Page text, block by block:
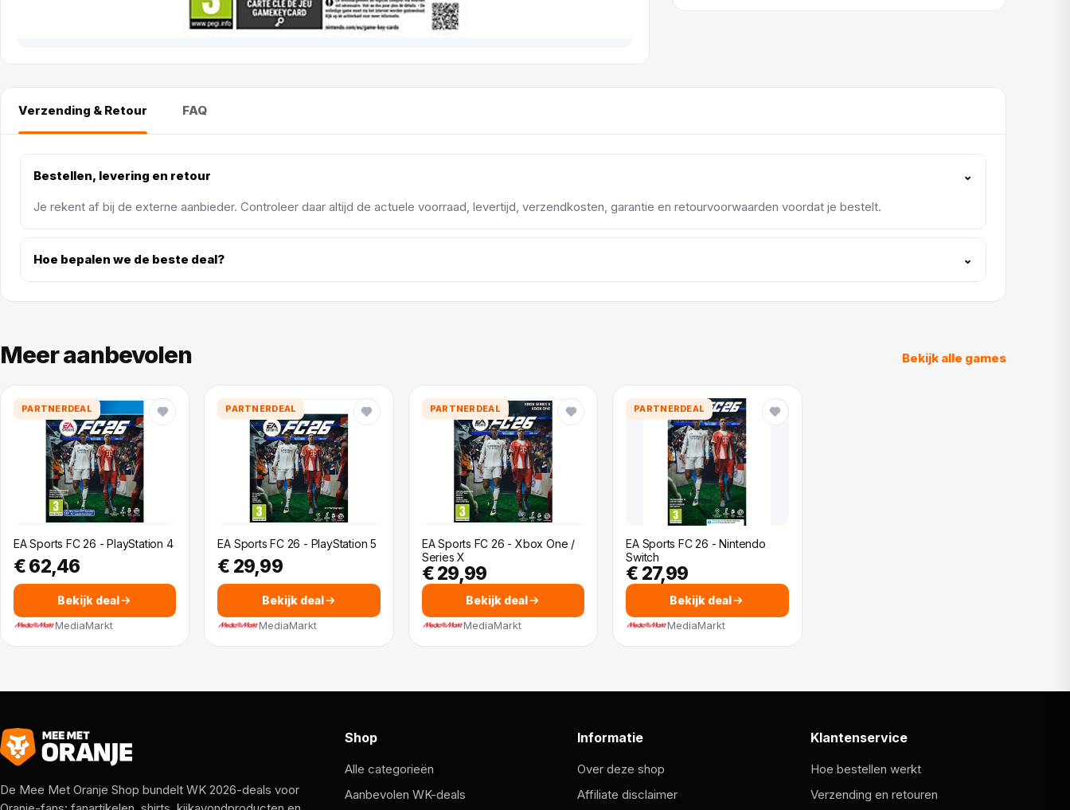
Verzending & Retour FAQ
Bestellen, levering en retour ⌄
Je rekent af bij de externe aanbieder. Controleer daar altijd de actuele voorraad, levertijd, verzendkosten, garantie en retourvoorwaarden voordat je bestelt.
Hoe bepalen we de beste deal? ⌄
Meer aanbevolen Bekijk alle games
PARTNERDEAL
EA Sports FC 26 - PlayStation 4
€ 62,46
Bekijk deal
MediaMarkt
PARTNERDEAL
EA Sports FC 26 - PlayStation 5
€ 29,99
Bekijk deal
MediaMarkt
PARTNERDEAL
EA Sports FC 26 - Xbox One /
Series X
€ 29,99
Bekijk deal
MediaMarkt
PARTNERDEAL
EA Sports FC 26 - Nintendo
Switch
€ 27,99
Bekijk deal
MediaMarkt
De Mee Met Oranje Shop bundelt WK 2026-deals voor
Shop
Alle categorieën
Aanbevolen WK-deals
Informatie
Over deze shop
Affiliate disclaimer
Klantenservice
Hoe bestellen werkt
Verzending en retouren